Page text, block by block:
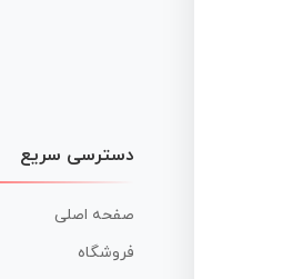
دسترسی سریع
صفحه اصلی
فروشگاه